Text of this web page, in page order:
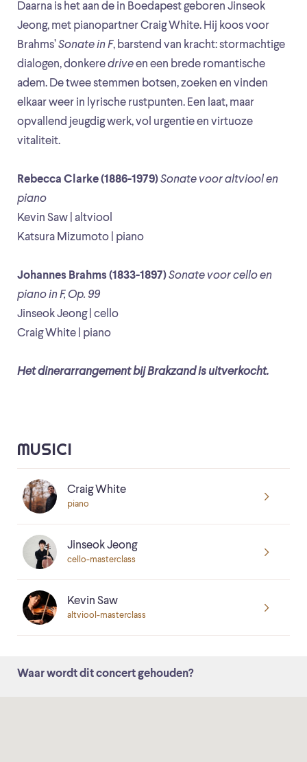
Daarna is het aan de in Boedapest geboren Jinseok
Jeong, met pianopartner Craig White. Hij koos voor
Brahms’Sonate in F, barstend van kracht: stormachtige
dialogen, donkeredriveen een brede romantische
adem. De twee stemmen botsen, zoeken en vinden
elkaar weer in lyrische rustpunten. Een laat, maar
opvallend jeugdig werk, vol urgentie en virtuoze
vitaliteit.
Rebecca Clarke (1886-1979)Sonate voor altviool en
piano
Kevin Saw | altviool
Katsura Mizumoto | piano
Johannes Brahms (1833-1897)Sonate voor cello en
piano in F, Op. 99
Jinseok Jeong | cello
Craig White | piano
Het dinerarrangement bij Brakzand is uitverkocht.
MUSICI
Craig White
piano
Jinseok Jeong
cello-masterclass
Kevin Saw
altviool-masterclass
Waar wordt dit concert gehouden?